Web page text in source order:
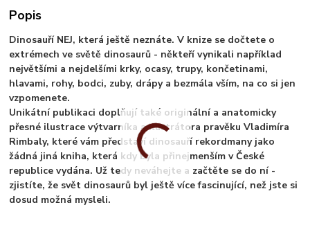
Popis
Dinosauří NEJ, která ještě neznáte. V knize se dočtete o
extrémech ve světě dinosaurů - někteří vynikali například
největšími a nejdelšími krky, ocasy, trupy, končetinami,
hlavami, rohy, bodci, zuby, drápy a bezmála vším, na co si jen
vzpomenete.
Unikátní publikaci doplňují také originální a anatomicky
přesné ilustrace výtvarníka a ilustrátora pravěku Vladimíra
Rimbaly, které vám představí dinosauří rekordmany jako
žádná jiná kniha, která kdy byla přinejmenším v České
republice vydána. Už tedy neváhejte a začtěte se do ní -
zjistíte, že svět dinosaurů byl ještě více fascinující, než jste si
dosud možná mysleli.